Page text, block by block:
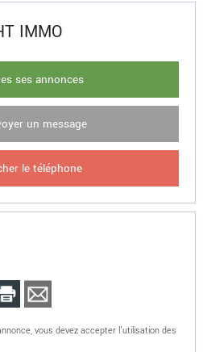
IMMO
ses annonces
un message
le téléphone
vous devez accepter l'utilisation des